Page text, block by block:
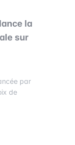
la
sur
par
de